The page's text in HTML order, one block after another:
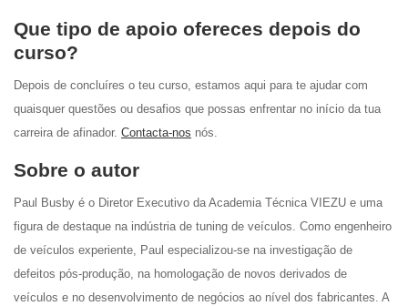
Que tipo de apoio ofereces depois do
curso?
Depois de concluíres o teu curso, estamos aqui para te ajudar com
quaisquer questões ou desafios que possas enfrentar no início da tua
carreira de afinador. Contacta-nos nós.
Sobre o autor
Paul Busby é o Diretor Executivo da Academia Técnica VIEZU e uma
figura de destaque na indústria de tuning de veículos. Como engenheiro
de veículos experiente, Paul especializou-se na investigação de
defeitos pós-produção, na homologação de novos derivados de
veículos e no desenvolvimento de negócios ao nível dos fabricantes. A